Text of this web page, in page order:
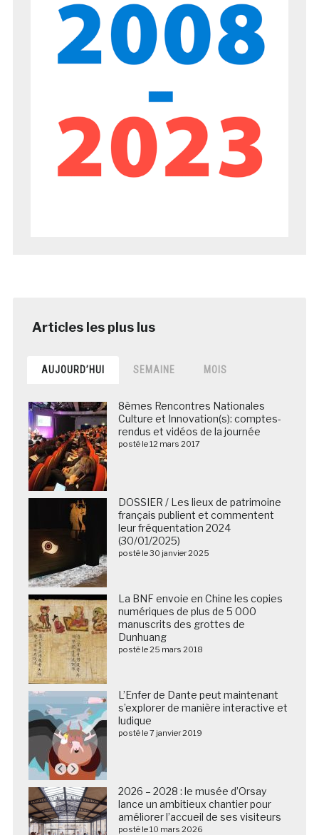
AUJOURD’HUI SEMAINE MOIS
8èmes Rencontres Nationales
Culture et Innovation(s): comptes-
rendus et vidéos de la journée
posté le 12 mars 2017
DOSSIER / Les lieux de patrimoine
français publient et commentent
leur fréquentation 2024
(30/01/2025)
posté le 30 janvier 2025
La BNF envoie en Chine les copies
numériques de plus de 5 000
manuscrits des grottes de
Dunhuang
posté le 25 mars 2018
L’Enfer de Dante peut maintenant
s’explorer de manière interactive et
ludique
posté le 7 janvier 2019
2026 – 2028 : le musée d’Orsay
lance un ambitieux chantier pour
améliorer l’accueil de ses visiteurs
posté le 10 mars 2026